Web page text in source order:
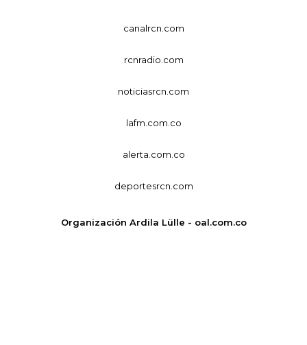
canalrcn.com
rcnradio.com
noticiasrcn.com
lafm.com.co
alerta.com.co
deportesrcn.com
Organización Ardila Lülle - oal.com.co